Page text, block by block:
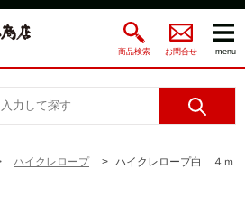
商品検索 お問合せ menu
ハイクレロープ
ハイクレロープ白 ４ｍ